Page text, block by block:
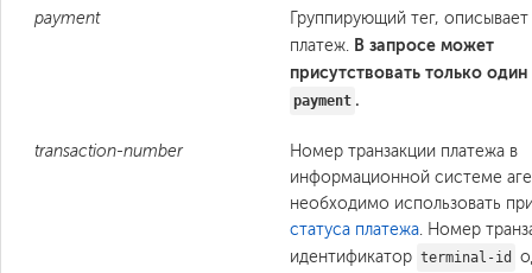
payment
Группирующий тег,
платеж. В запросе может
присутствовать только один
payment .
transaction-number
Номер транзакции платежа в
информационной системе
необходимо использовать
статуса платежа . Номер
идентификатор terminal-id